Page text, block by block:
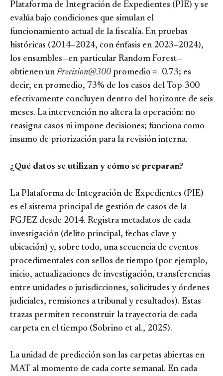
Plataforma de Integración de Expedientes (PIE) y se
evalúa bajo condiciones que simulan el
funcionamiento actual de la fiscalía. En pruebas
históricas (2014–2024, con énfasis en 2023–2024),
los ensambles—en particular Random Forest—
obtienen unPrecision@300 promedio ≈ 0.73; es
decir, en promedio, 73% de los casos del Top-300
efectivamente concluyen dentro del horizonte de seis
meses. La intervención no altera la operación: no
reasigna casos ni impone decisiones; funciona como
insumo de priorización para la revisión interna.
¿Qué datos se utilizan y cómo se preparan?
La Plataforma de Integración de Expedientes (PIE)
es el sistema principal de gestión de casos de la
FGJEZ desde 2014. Registra metadatos de cada
investigación (delito principal, fechas clave y
ubicación) y, sobre todo, una secuencia de eventos
procedimentales con sellos de tiempo (por ejemplo,
inicio, actualizaciones de investigación, transferencias
entre unidades o jurisdicciones, solicitudes y órdenes
judiciales, remisiones a tribunal y resultados). Estas
trazas permiten reconstruir la trayectoria de cada
carpeta en el tiempo (Sobrino et al., 2025).
La unidad de predicción son las carpetas abiertas en
MAT al momento de cada corte semanal. En cada